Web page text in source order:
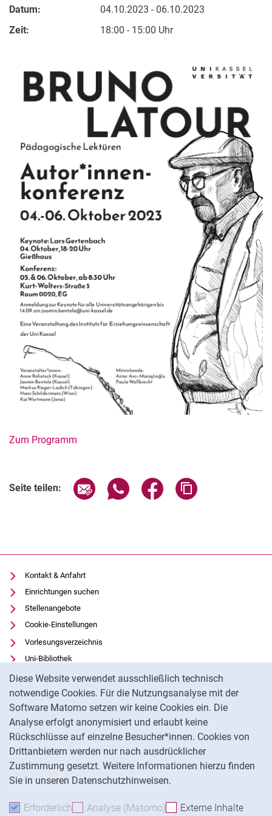
Diese Website verwendet ausschließlich technisch
notwendige Cookies. Für die Nutzungsanalyse mit der
Software Matomo setzen wir keine Cookies ein. Die
Analyse erfolgt anonymisiert und erlaubt keine
Rückschlüsse auf einzelne Besucher*innen. Cookies von
Drittanbietern werden nur nach ausdrücklicher
Zustimmung gesetzt. Weitere Informationen hierzu finden
Sie in unseren Datenschutzhinweisen.
Erforderlich Erforderliche Cookies akzeptieren
Analyse (Matomo) Analyse-Cookies
Externe Inhalte
Termine
Datum:
04.10.2023 - 06.10.2023
Zeit:
18:00 - 15:00 Uhr
Zum Programm
Seite teilen: Seite über E-Mail teilen
Seite über WhatsApp teilen
Seite über Facebook
Kontakt & Anfahrt
Einrichtungen suchen
Stellenangebote
Cookie-Einstellungen
Vorlesungsverzeichnis
Uni-Bibliothek
Moodle
Panopto
Datenschutz
Barrierefreiheit
Transparenter KI-Einsatz